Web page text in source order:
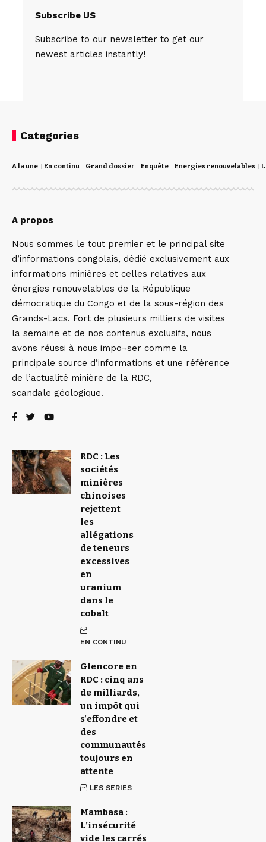
Subscribe US
Subscribe to our newsletter to get our
newest articles instantly!
Categories
A la une En continu Grand dossier Enquête Energies renouvelables
A propos
Nous sommes le tout premier et le principal site
d’informations congolais, dédié exclusivement aux
informations minières et celles relatives aux
énergies renouvelables de la République
démocratique du Congo et de la sous-région des
Grands-Lacs. Fort de plusieurs milliers de visites
la semaine et de nos contenus exclusifs, nous
avons réussi à nous impo¬ser comme la
principale source d’informations et une référence
de l’actualité minière de la RDC,
scandale géologique.
RDC : Les
sociétés
minières
chinoises
rejettent
les
allégations
de teneurs
excessives
en
uranium
dans le
cobalt
EN CONTINU
Glencore en
RDC : cinq ans
de milliards,
un impôt qui
s’effondre et
des
communautés
toujours en
attente
LES SERIES
Mambasa :
L’insécurité
vide les carrés